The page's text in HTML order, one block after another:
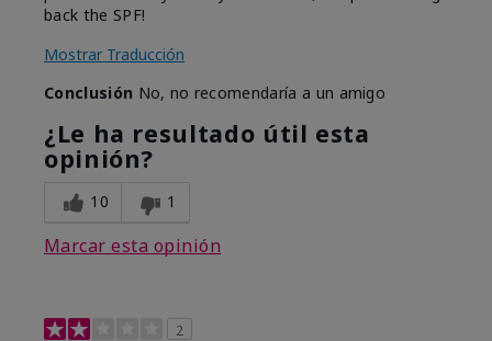
back the SPF!
Mostrar Traducción
Conclusión No, no recomendaría a un amigo
¿Le ha resultado útil esta
opinión?
10 1
Marcar esta opinión
2